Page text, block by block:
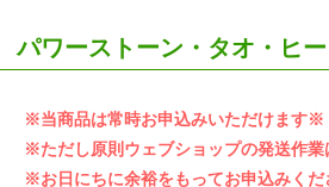
パワーストーン・タオ・ヒ
※当商品は常時お申込みいただけます※
※ただし原則ウェブショップの発送作
※お日にちに余裕をもってお申込みく